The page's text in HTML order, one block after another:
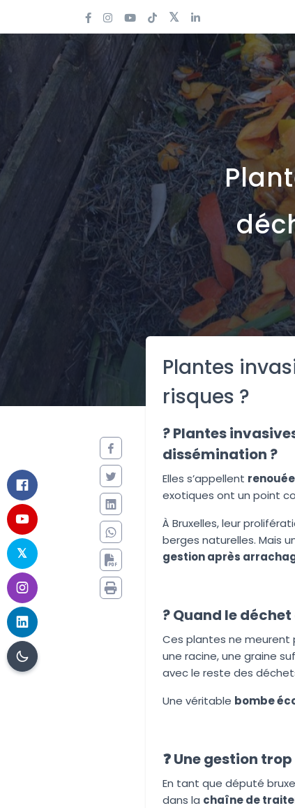
Plantes
risques ?
? Plantes
dissémination ?
Elles s’appellent
exotiques ont un point
À Bruxelles, leur
berges naturelles. Mais
gestion après
?️ Quand le
Ces plantes ne meurent
une racine, une graine
avec le reste des
Une véritable bombe
❓ Une gestion
En tant que député
dans la chaîne de